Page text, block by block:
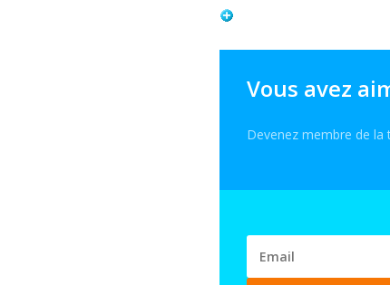
Vous avez
Devenez membre de